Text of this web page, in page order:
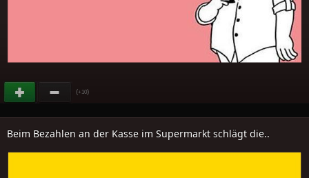
(+10)
Beim Bezahlen an der Kasse im Supermarkt schlägt die..